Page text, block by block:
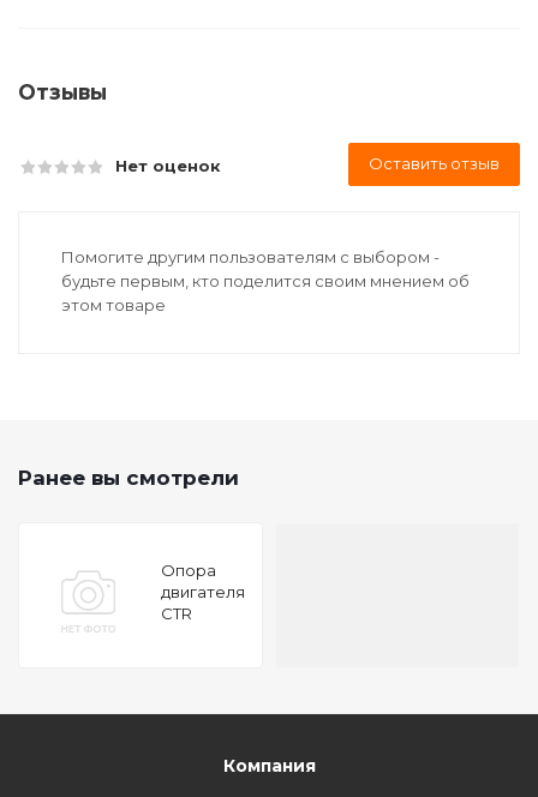
Отзывы
Нет оценок Оставить отзыв
Помогите другим пользователям с выбором -
будьте первым, кто поделится своим мнением об
этом товаре
Ранее вы смотрели
Опора
двигателя
CTR
Компания